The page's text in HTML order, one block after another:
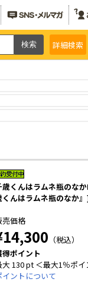
詳細検索
歳くんはラムネ瓶のな
くんはラムネ瓶のなか
売価格
（税込）
得ポイント
大 130 pt ＜最大1％ポ
イントについて